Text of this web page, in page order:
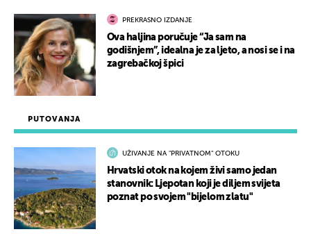
PUTOVANJA
UŽIVANJE NA "PRIVATNOM" OTOKU
Hrvatski otok na kojem živi samo jedan
stanovnik: Ljepotan koji je diljem svijeta
poznat po svojem "bijelom zlatu"
PREKRASNO IZDANJE
Ova haljina poručuje “Ja sam na
godišnjem”, idealna je za ljeto, a nosi se i na
zagrebačkoj špici